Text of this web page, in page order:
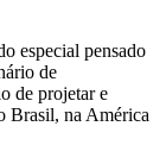
especial pensado
de
de projetar e
Brasil, na América